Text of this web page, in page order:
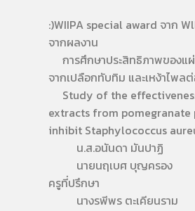
:)WIIPA special award จาก
จากผลงาน
การศึกษาประสิทธิภาพของแ
จากเปลือกทับทิม และเหง้าไพ
Study of the
extracts from
inhibit Staphylococcus
น.ส.อนันดา มันปาฏิ
นายนฤเบศ บุญครอง
ครูที่ปรึกษา
นางรพีพร ตะเคียนราม